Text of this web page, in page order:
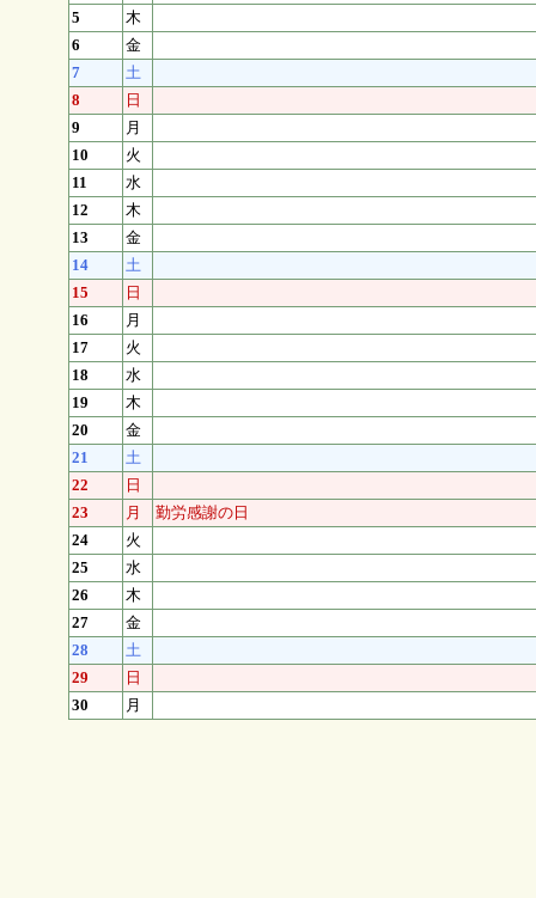
5
木
6
金
7
土
8
日
9
月
10
火
11
水
12
木
13
金
14
土
15
日
16
月
17
火
18
水
19
木
20
金
21
土
22
日
23
月
勤労感謝の日
24
火
25
水
26
木
27
金
28
土
29
日
30
月